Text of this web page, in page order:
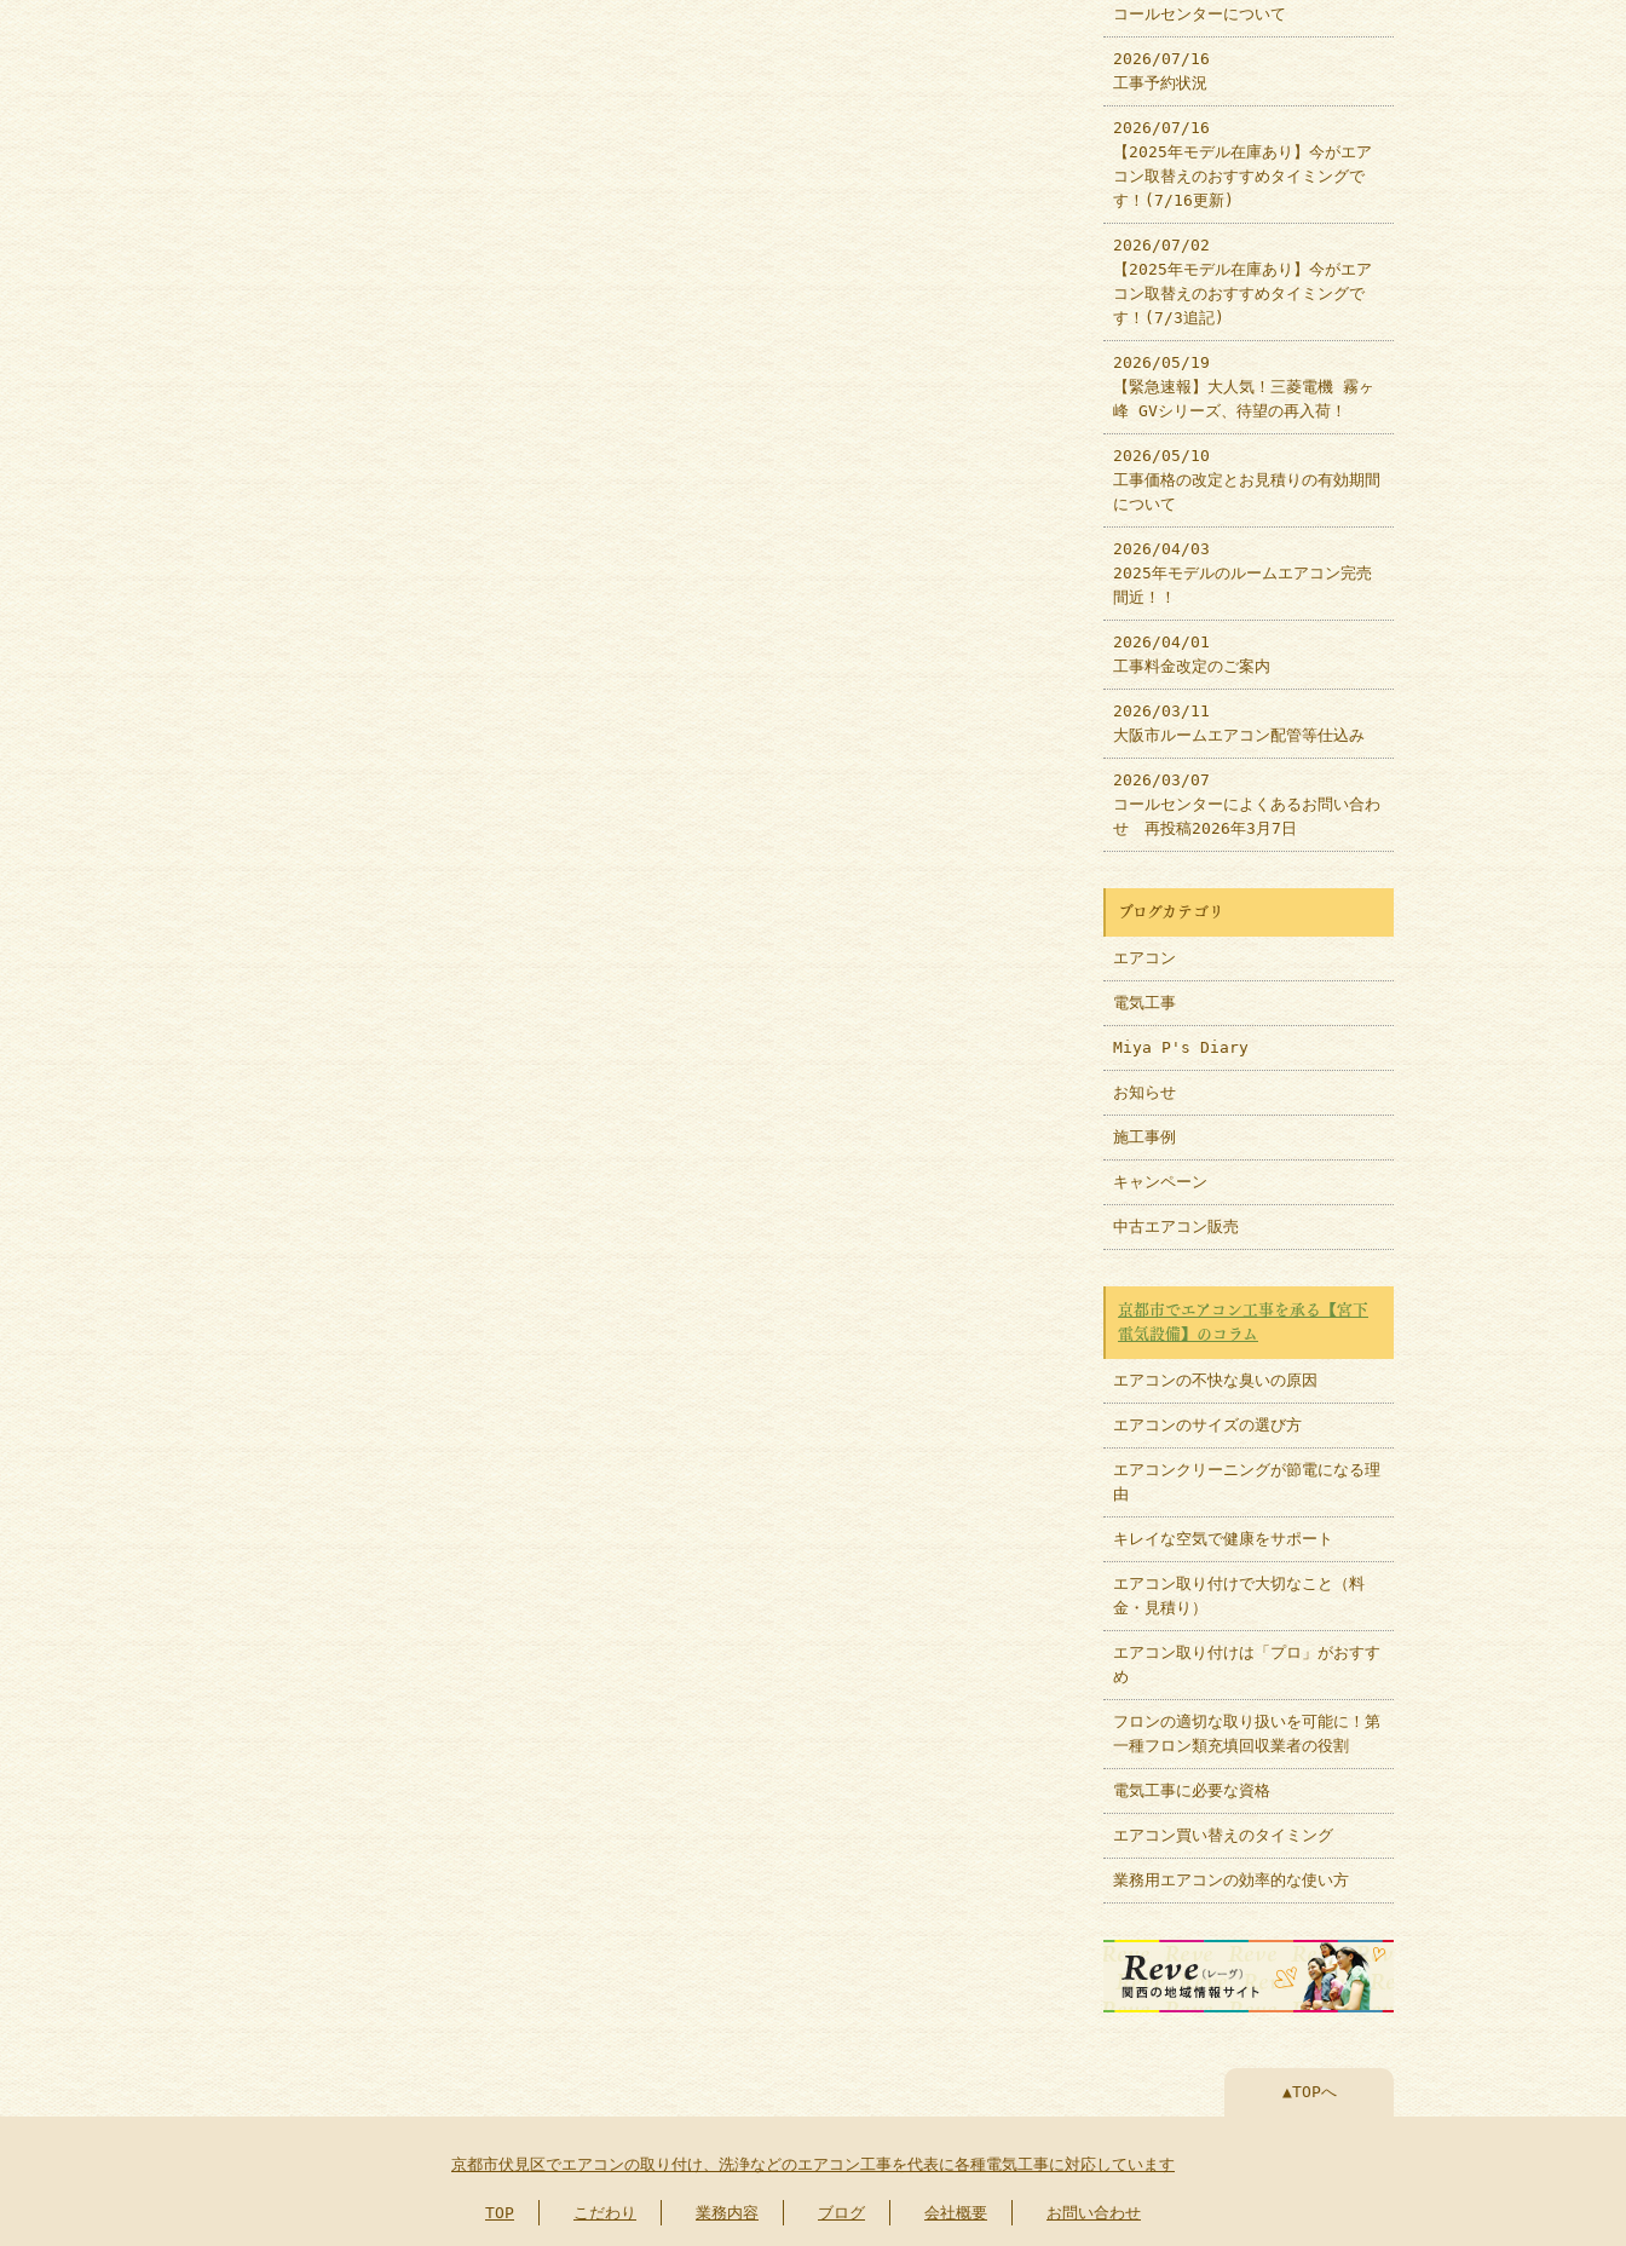
コールセンターについて
2026/07/16
工事予約状況
2026/07/16
【2025年モデル在庫あり】今がエア
コン取替えのおすすめタイミングで
す！(7/16更新)
2026/07/02
【2025年モデル在庫あり】今がエア
コン取替えのおすすめタイミングで
す！(7/3追記)
2026/05/19
【緊急速報】大人気！三菱電機 霧ヶ
峰 GVシリーズ、待望の再入荷！
2026/05/10
工事価格の改定とお見積りの有効期間
について
2026/04/03
2025年モデルのルームエアコン完売
間近！！
2026/04/01
工事料金改定のご案内
2026/03/11
大阪市ルームエアコン配管等仕込み
2026/03/07
コールセンターによくあるお問い合わ
せ 再投稿2026年3月7日
ブログカテゴリ
エアコン
電気工事
Miya P's Diary
お知らせ
施工事例
キャンペーン
中古エアコン販売
京都市でエアコン工事を承る【宮下
電気設備】のコラム
エアコンの不快な臭いの原因
エアコンのサイズの選び方
エアコンクリーニングが節電になる理
由
キレイな空気で健康をサポート
エアコン取り付けで大切なこと（料
金・見積り）
エアコン取り付けは「プロ」がおすす
め
フロンの適切な取り扱いを可能に！第
一種フロン類充填回収業者の役割
電気工事に必要な資格
エアコン買い替えのタイミング
業務用エアコンの効率的な使い方
▲TOPへ
京都市伏見区でエアコンの取り付け、洗浄などのエアコン工事を代表に各種電気工事に対応しています
TOP こだわり 業務内容 ブログ 会社概要 お問い合わせ